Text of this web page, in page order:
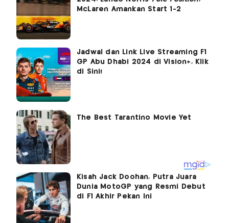
McLaren Amankan Start 1-2
Jadwal dan Link Live Streaming F1
GP Abu Dhabi 2024 di Vision+, Klik
di Sini!
Kisah Jack Doohan, Putra Juara
Dunia MotoGP yang Resmi Debut
di F1 Akhir Pekan Ini